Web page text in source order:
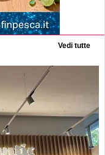
Vedi tutte